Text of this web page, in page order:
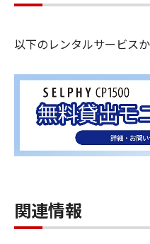
以下のレンタルサービス
関連情報